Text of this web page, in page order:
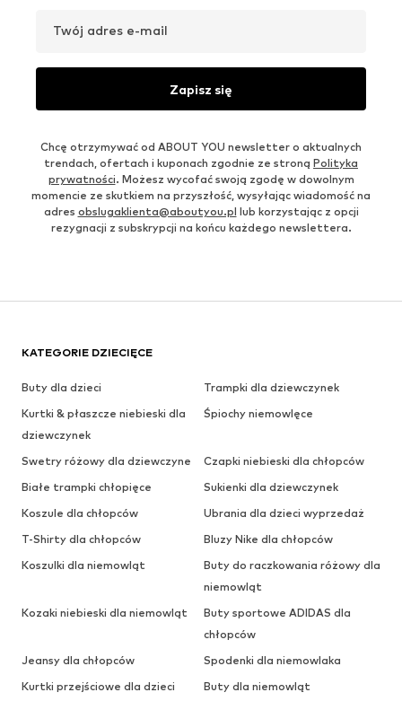
Twój adres e-mail
Zapisz się
Chcę otrzymywać od ABOUT YOU newsletter o aktualnych
trendach, ofertach i kuponach zgodnie ze stroną Polityka
prywatności. Możesz wycofać swoją zgodę w dowolnym
momencie ze skutkiem na przyszłość, wysyłając wiadomość na
adres obslugaklienta@aboutyou.pl lub korzystając z opcji
rezygnacji z subskrypcji na końcu każdego newslettera.
KATEGORIE DZIECIĘCE
Buty dla dzieci
Trampki dla dziewczynek
Kurtki & płaszcze niebieski dla
dziewczynek
Śpiochy niemowlęce
Swetry różowy dla dziewczyne
Czapki niebieski dla chłopców
Białe trampki chłopięce
Sukienki dla dziewczynek
Koszule dla chłopców
Ubrania dla dzieci wyprzedaż
T-Shirty dla chłopców
Bluzy Nike dla chłopców
Koszulki dla niemowląt
Buty do raczkowania różowy dla
niemowląt
Kozaki niebieski dla niemowląt
Buty sportowe ADIDAS dla
chłopców
Jeansy dla chłopców
Spodenki dla niemowlaka
Kurtki przejściowe dla dzieci
Buty dla niemowląt